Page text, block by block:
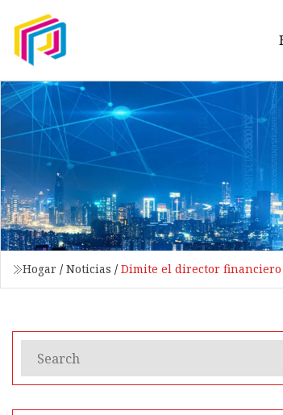
Hogar / Noticias / Dimite el director